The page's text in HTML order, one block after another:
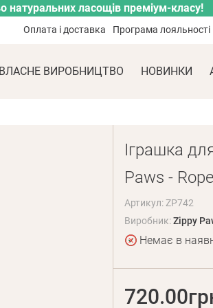
натуральних ласощів преміум-класу!
Оплата і доставка Програма лояльності
ВЛАСНЕ ВИРОБНИЦТВО НОВИНКИ
Іграшка
Paws -
Артикул: ZP742
Виробник:Zippy
Немає в